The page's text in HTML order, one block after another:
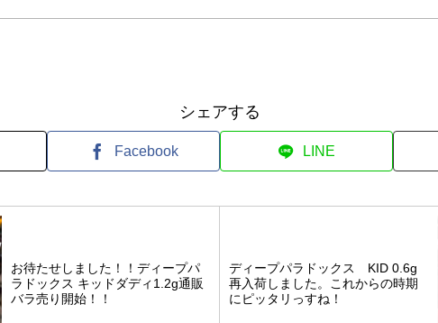
シェアする
Facebook LINE
お待たせしました！！ディープパ
ラドックス キッドダディ1.2g通販
バラ売り開始！！
ディープパラドックス KID 0.6g
再入荷しました。これからの時期
にピッタリっすね！